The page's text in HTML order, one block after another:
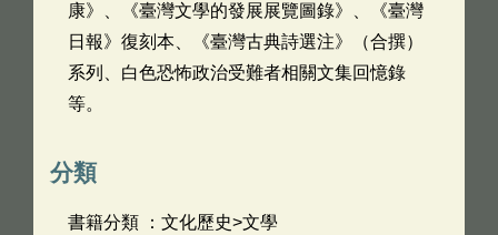
康》、《臺灣文學的發展展覽圖錄》、《臺灣
日報》復刻本、《臺灣古典詩選注》（合撰）
系列、白色恐怖政治受難者相關文集回憶錄
等。
分類
書籍分類 ：文化歷史>文學